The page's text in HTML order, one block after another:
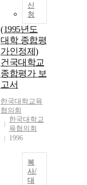
신
청
(1995년도
대학 종합평
가인정제)
건국대학교
종합평가 보
고서
한국대학교육
협의회
한국대학교
육협의회
1996
복
사/
대